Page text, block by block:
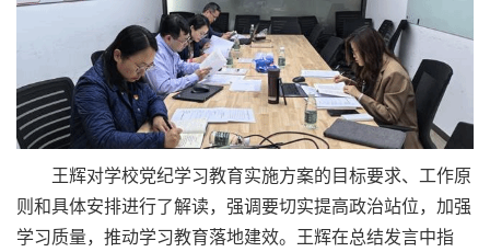
王辉对学校党纪学习教育实施方案的目标要求、工作原
则和具体安排进行了解读，强调要切实提高政治站位，加强
学习质量，推动学习教育落地建效。王辉在总结发言中指